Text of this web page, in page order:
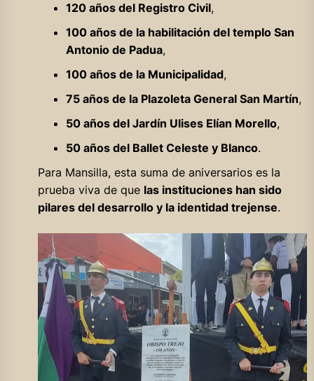
120 años del Registro Civil,
100 años de la habilitación del templo San
Antonio de Padua,
100 años de la Municipalidad,
75 años de la Plazoleta General San Martín,
50 años del Jardín Ulises Elían Morello,
50 años del Ballet Celeste y Blanco.
Para Mansilla, esta suma de aniversarios es la
prueba viva de que las instituciones han sido
pilares del desarrollo y la identidad trejense.